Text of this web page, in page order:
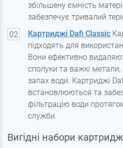
збільшену ємність
забезпечує тривалий
Картриджі Dafi Classic
підходять для
Вони ефективно
сполуки та важкі
запах води. Картриджі
встановлюються та
фільтрацію води
служби.
Вигідні набори